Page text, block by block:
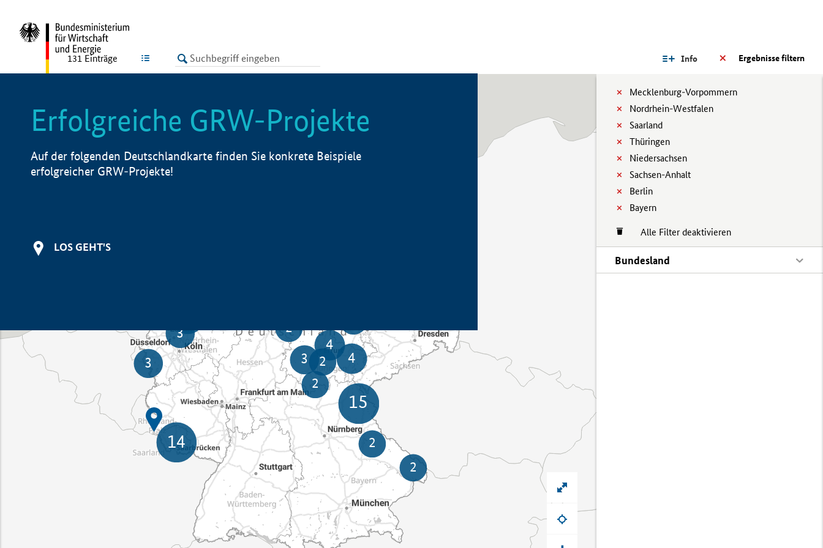
LISTE Ergebnisse filtern
Info
Mecklenburg-Vorpommern
Nordrhein-Westfalen
Saarland
Thüringen
Niedersachsen
Sachsen-Anhalt
Berlin
Bayern
Alle Filter deaktivieren
Bundesland
131 Einträge
Erfolgreiche GRW-Projekte
Auf der folgenden Deutschlandkarte finden Sie konkrete Beispiele
erfolgreicher GRW-Projekte!
LOS GEHT'S